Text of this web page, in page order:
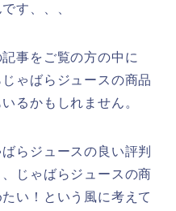
す、、、
事をご覧の方の中に
ゃばらジュースの商品
るかもしれません。
らジュースの良い評判
じゃばらジュースの商
い！という風に考えて